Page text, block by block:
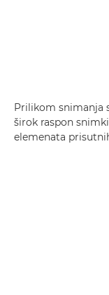
Prilikom snimanja
širok raspon
elemenata